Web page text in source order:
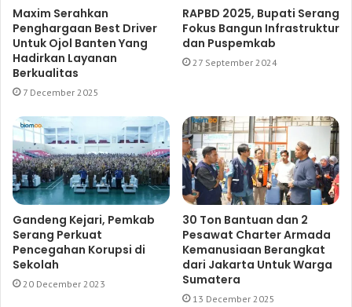
Maxim Serahkan
Penghargaan Best Driver
Untuk Ojol Banten Yang
Hadirkan Layanan
Berkualitas
7 December 2025
RAPBD 2025, Bupati Serang
Fokus Bangun Infrastruktur
dan Puspemkab
27 September 2024
Gandeng Kejari, Pemkab
Serang Perkuat
Pencegahan Korupsi di
Sekolah
20 December 2023
30 Ton Bantuan dan 2
Pesawat Charter Armada
Kemanusiaan Berangkat
dari Jakarta Untuk Warga
Sumatera
13 December 2025